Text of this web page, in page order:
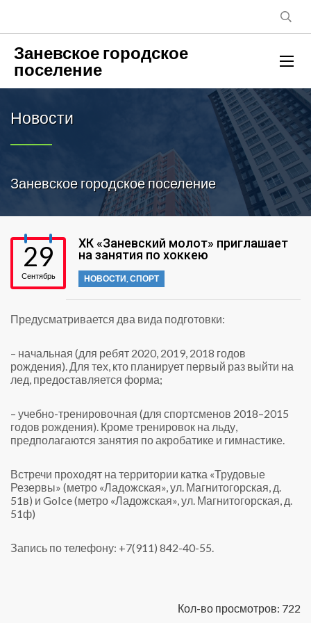
Заневское городское
поселение
Новости
Заневское городское поселение
29
Сентябрь
ХК «Заневский молот» приглашает
на занятия по хоккею
НОВОСТИ,СПОРТ
Предусматривается два вида подготовки:
– начальная (для ребят 2020, 2019, 2018 годов
рождения). Для тех, кто планирует первый раз выйти на
лед, предоставляется форма;
– учебно-тренировочная (для спортсменов 2018–2015
годов рождения). Кроме тренировок на льду,
предполагаются занятия по акробатике и гимнастике.
Встречи проходят на территории катка «Трудовые
Резервы» (метро «Ладожская», ул. Магнитогорская, д.
51в) и GoIce (метро «Ладожская», ул. Магнитогорская, д.
51ф)
Запись по телефону: +7(911) 842-40-55.
Кол-во просмотров: 722